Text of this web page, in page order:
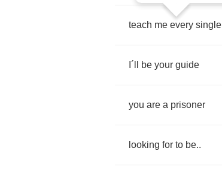
teach me every single
´ be your guide
you are a prisoner
looking for to be..